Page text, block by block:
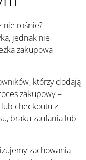
nie rośnie?
jednak nie
zakupowa
którzy dodają
zakupowy –
checkoutu z
braku zaufania lub
zachowania